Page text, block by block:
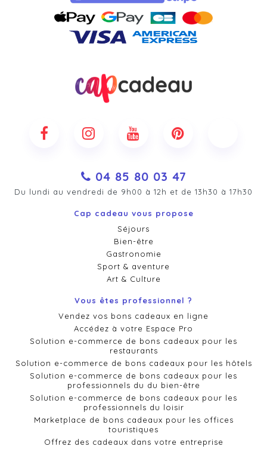
04 85 80 03 47
Du lundi au vendredi de 9h00 à 12h et de 13h30 à 17h30
Cap cadeau vous propose
Séjours
Bien-être
Gastronomie
Sport & aventure
Art & Culture
Vous êtes professionnel ?
Vendez vos bons cadeaux en ligne
Accédez à votre Espace Pro
Solution e-commerce de bons cadeaux pour les
restaurants
Solution e-commerce de bons cadeaux pour les hôtels
Solution e-commerce de bons cadeaux pour les
professionnels du du bien-être
Solution e-commerce de bons cadeaux pour les
professionnels du loisir
Marketplace de bons cadeaux pour les offices
touristiques
Offrez des cadeaux dans votre entreprise